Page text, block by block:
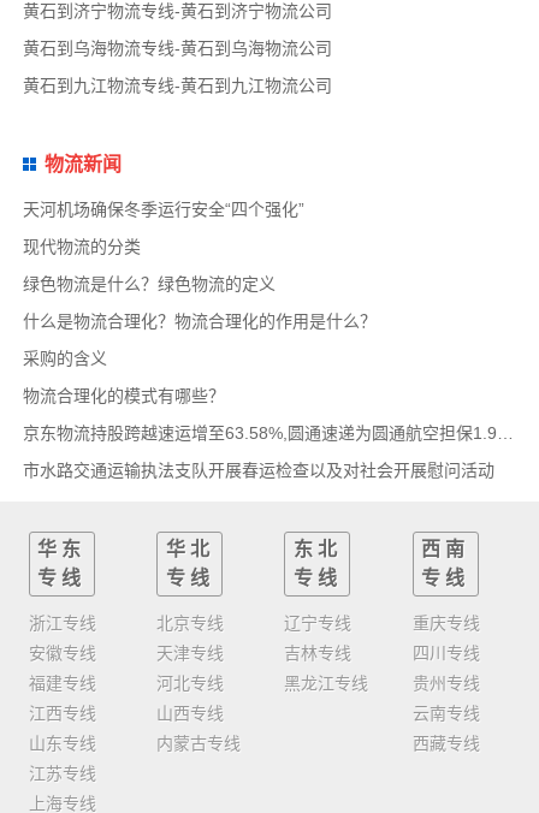
黄石到济宁物流专线-黄石到济宁物流公司
黄石到乌海物流专线-黄石到乌海物流公司
黄石到九江物流专线-黄石到九江物流公司
物流新闻
天河机场确保冬季运行安全“四个强化”
现代物流的分类
绿色物流是什么？绿色物流的定义
什么是物流合理化？物流合理化的作用是什么？
采购的含义
物流合理化的模式有哪些？
市水路交通运输执法支队开展春运检查以及对社会开展慰问活动
华东
专线
浙江专线
安徽专线
福建专线
江西专线
山东专线
江苏专线
上海专线
华北
专线
北京专线
天津专线
河北专线
山西专线
内蒙古专线
东北
专线
辽宁专线
吉林专线
黑龙江专线
西南
专线
重庆专线
四川专线
贵州专线
云南专线
西藏专线